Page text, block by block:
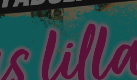
Nödvändiga
Dessa